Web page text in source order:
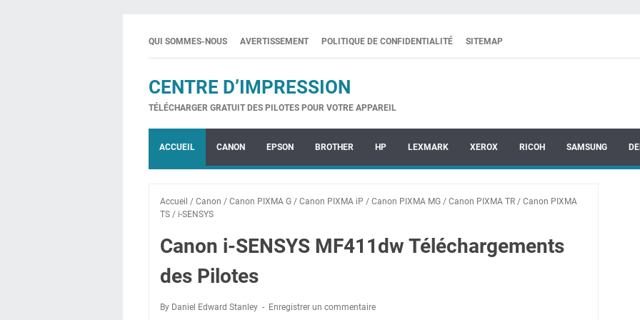
QUI SOMMES-NOUS AVERTISSEMENT POLITIQUE DE CONFIDENTIALITÉ SITEMAP
CENTRE D’IMPRESSION
TÉLÉCHARGER GRATUIT DES PILOTES POUR VOTRE APPAREIL
ACCUEIL CANON EPSON BROTHER HP LEXMARK XEROX RICOH SAMSUNG
Accueil / Canon / Canon PIXMA G / Canon PIXMA iP / Canon PIXMA MG / Canon PIXMA TR / Canon PIXMA
TS / i-SENSYS
Canon i-SENSYS MF411dw Téléchargements
des Pilotes
By Daniel Edward Stanley Enregistrer un commentaire